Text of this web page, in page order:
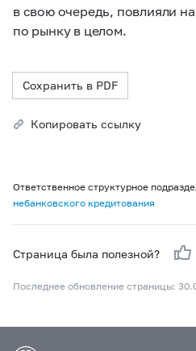
в свою очередь, повлияли
по рынку в целом.
Сохранить в PDF
Копировать ссылку
Ответственное структурное
небанковского кредитования
Страница была полезной?
Последнее обновление страницы: